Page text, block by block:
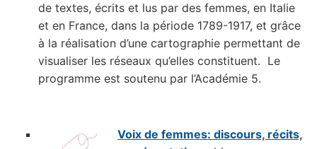
de textes, écrits et lus par des femmes, en Italie
et en France, dans la période 1789-1917, et grâce
à la réalisation d’une cartographie permettant de
visualiser les réseaux qu’elles constituent. Le
programme est soutenu par l’Académie 5.
Voix de femmes: discours, récits,